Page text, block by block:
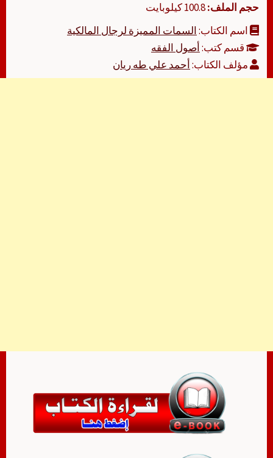
حجم الملف:
اسم الكتاب:السمات المميزة لرجال المالكية
قسم كتب:أصول الفقه
مؤلف الكتاب:أحمد علي طه ريان